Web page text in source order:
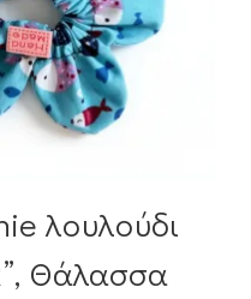
λουλούδι
Θάλασσα